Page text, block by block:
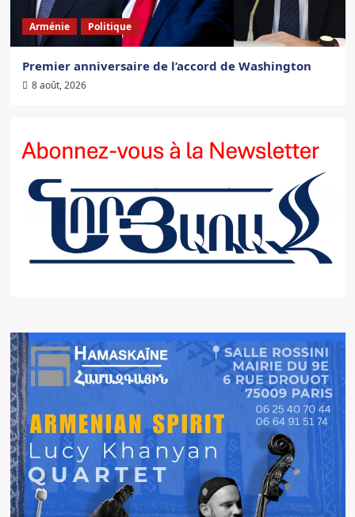
Arménie Politique
Premier anniversaire de l’accord de Washington
8 août, 2026